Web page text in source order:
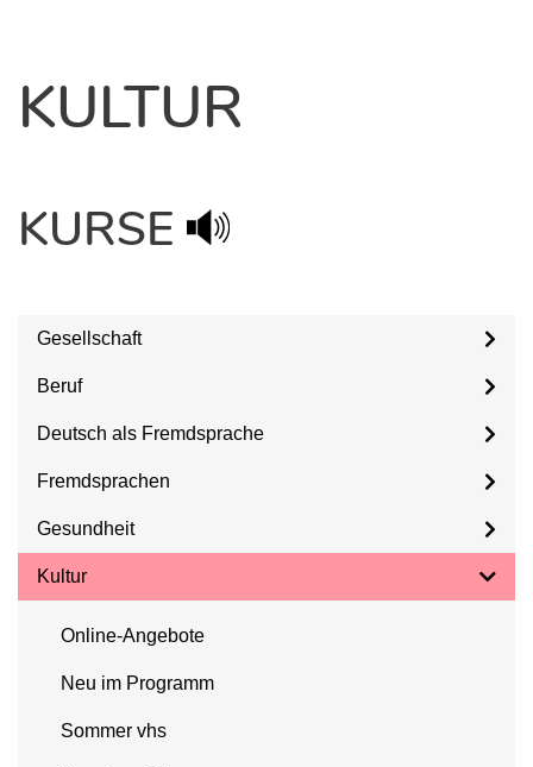
KULTUR
KURSE
Gesellschaft
Beruf
Deutsch als Fremdsprache
Fremdsprachen
Gesundheit
Kultur
Online-Angebote
Neu im Programm
Sommer vhs